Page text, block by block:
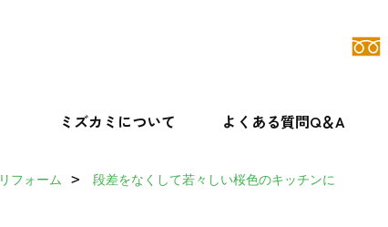
ミズカミについて よくある質問Q＆A
リフォーム 段差をなくして若々しい桜色のキッチンに